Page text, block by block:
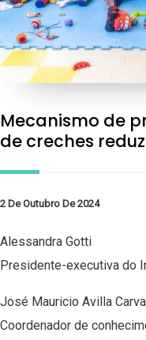
Mecanismo de
de creches
2 De Outubro De 2024
Alessandra Gotti
Presidente-executiva do
José Mauricio Avilla
Coordenador de